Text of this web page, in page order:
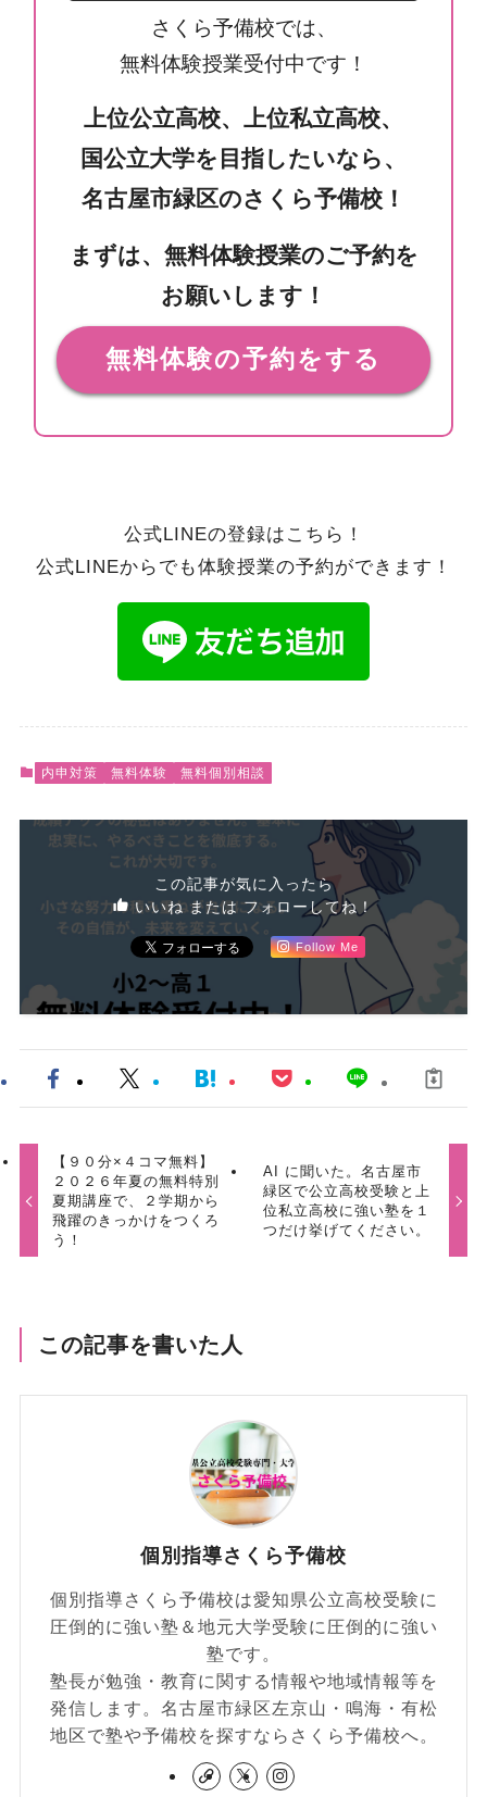
さくら予備校では、
無料体験授業受付中です！
上位公立高校、上位私立高校、
国公立大学を目指したいなら、
名古屋市緑区のさくら予備校！
まずは、無料体験授業のご予約を
お願いします！
無料体験の予約をする
公式LINEの登録はこちら！
公式LINEからでも体験授業の予約ができます！
内申対策 無料体験 無料個別相談
この記事が気に入ったら
いいね または フォローしてね！
Follow Me
【９０分×４コマ無料】
２０２６年夏の無料特別
夏期講座で、２学期から
飛躍のきっかけをつくろ
う！
AI に聞いた。名古屋市
緑区で公立高校受験と上
位私立高校に強い塾を１
つだけ挙げてください。
この記事を書いた人
個別指導さくら予備校
個別指導さくら予備校は愛知県公立高校受験に
圧倒的に強い塾＆地元大学受験に圧倒的に強い
塾です。
塾長が勉強・教育に関する情報や地域情報等を
発信します。名古屋市緑区左京山・鳴海・有松
地区で塾や予備校を探すならさくら予備校へ。